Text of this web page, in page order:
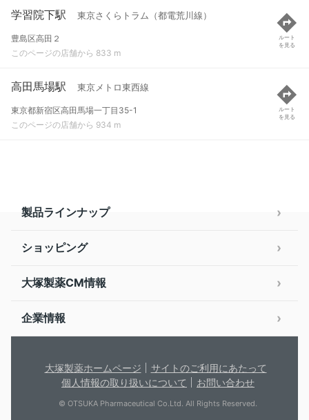
学習院下駅 東京さくらトラム（都電荒川線）
豊島区高田２
このページの店舗から 833 m
ルート
を見る
高田馬場駅 東京メトロ東西線
東京都新宿区高田馬場一丁目35-1
このページの店舗から 934 m
ルート
を見る
製品ラインナップ
ショッピング
大塚製薬CM情報
企業情報
大塚製薬ホームページ
サイトのご利用にあたって
個人情報の取り扱いについて
お問い合わせ
© OTSUKA Pharmaceutical Co.Ltd. All Rights Reserved.